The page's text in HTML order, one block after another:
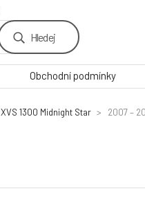
Hledej
Obchodní podmínky
XVS 1300 Midnight Star 2007 –